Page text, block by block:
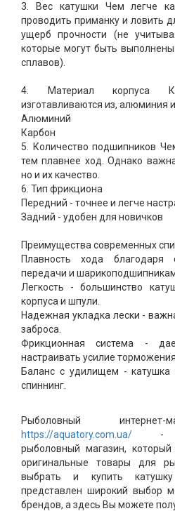
3. Вес катушки Чем легче
проводить приманку и ловить
ущерб прочности (не
которые могут быть
сплавов).
4. Материал корпуса
изготавливаются из, алюминия
Алюминий
Карбон
5. Количество подшипников
тем плавнее ход. Однако
но и их качество.
6. Тип фрикциона
Передний - точнее и легче
Задний - удобен для новичков
Преимущества современных
Плавность хода благодаря
передачи и
Легкость - большинство
корпуса и шпули.
Надежная укладка лески -
заброса.
Фрикционная система -
настраивать усилие торможения.
Баланс с удилищем - катушка
спиннинг.
Рыболовный интернет-
https://aquatory.com.ua/ -
рыболовный магазин, который
оригинальные товары для
выбрать и купить
представлен широкий выбор
брендов, а здесь Вы можете